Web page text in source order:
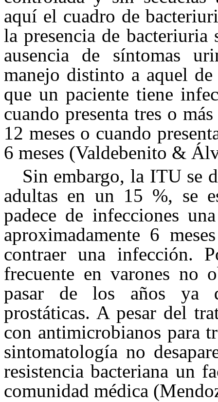
aquí el cuadro de
la presencia de
ausencia de síntomas
manejo distinto a aquel
que un paciente tiene
cuando presenta tres o
12 meses o cuando
6 meses (Valdebenito &
Sin embargo, la ITU se
adultas en un 15 %, se
padece de infecciones
aproximadamente 6
contraer una infección.
frecuente en varones no
pasar de los años ya
prostáticas. A pesar del
con antimicrobianos para
sintomatología no
resistencia bacteriana un
comunidad médica